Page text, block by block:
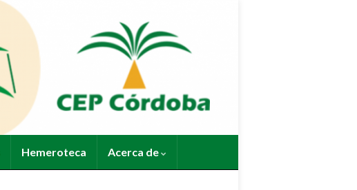
Hemeroteca Acerca de